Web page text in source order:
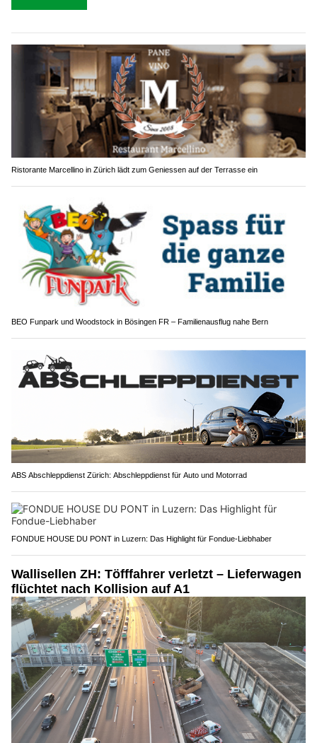
Ristorante Marcellino in Zürich lädt zum Geniessen auf der Terrasse ein
BEO Funpark und Woodstock in Bösingen FR – Familienausflug nahe Bern
ABS Abschleppdienst Zürich: Abschleppdienst für Auto und Motorrad
FONDUE HOUSE DU PONT in Luzern: Das Highlight für Fondue-Liebhaber
Wallisellen ZH: Töfffahrer verletzt – Lieferwagen
flüchtet nach Kollision auf A1